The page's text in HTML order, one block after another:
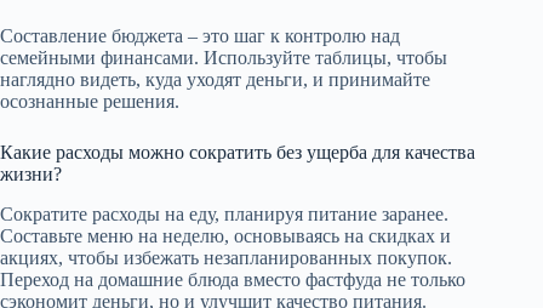
Составление бюджета – это шаг к контролю над
семейными финансами. Используйте таблицы, чтобы
наглядно видеть, куда уходят деньги, и принимайте
осознанные решения.
Какие расходы можно сократить без ущерба для качества
жизни?
Сократите расходы на еду, планируя питание заранее.
Составьте меню на неделю, основываясь на скидках и
акциях, чтобы избежать незапланированных покупок.
Переход на домашние блюда вместо фастфуда не только
сэкономит деньги, но и улучшит качество питания.